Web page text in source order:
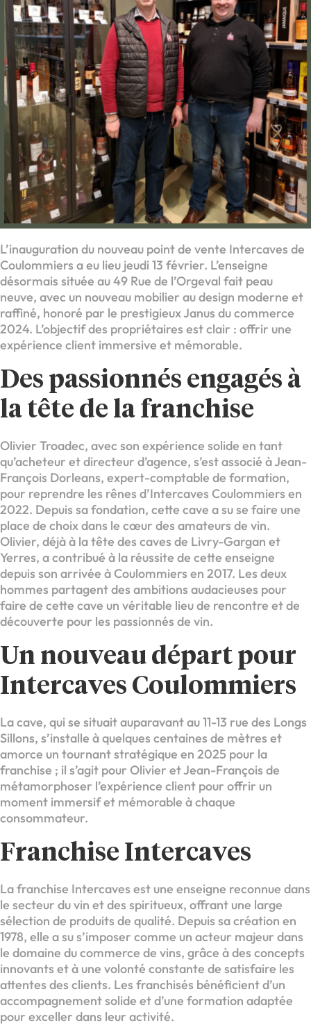
L’inauguration du nouveau point de vente Intercaves de
Coulommiers a eu lieu jeudi 13 février. L’enseigne
désormais située au 49 Rue de l’Orgeval fait peau
neuve, avec un nouveau mobilier au design moderne et
raffiné, honoré par le prestigieux Janus du commerce
2024. L’objectif des propriétaires est clair : offrir une
expérience client immersive et mémorable.
Des passionnés engagés à
la tête de la franchise
Olivier Troadec, avec son expérience solide en tant
qu’acheteur et directeur d’agence, s’est associé à Jean-
François Dorleans, expert-comptable de formation,
pour reprendre les rênes d’Intercaves Coulommiers en
2022. Depuis sa fondation, cette cave a su se faire une
place de choix dans le cœur des amateurs de vin.
Olivier, déjà à la tête des caves de Livry-Gargan et
Yerres, a contribué à la réussite de cette enseigne
depuis son arrivée à Coulommiers en 2017. Les deux
hommes partagent des ambitions audacieuses pour
faire de cette cave un véritable lieu de rencontre et de
découverte pour les passionnés de vin.
Un nouveau départ pour
Intercaves Coulommiers
La cave, qui se situait auparavant au 11-13 rue des Longs
Sillons, s’installe à quelques centaines de mètres et
amorce un tournant stratégique en 2025 pour la
franchise ; il s’agit pour Olivier et Jean-François de
métamorphoser l’expérience client pour offrir un
moment immersif et mémorable à chaque
consommateur.
Franchise Intercaves
La franchise Intercaves est une enseigne reconnue dans
le secteur du vin et des spiritueux, offrant une large
sélection de produits de qualité. Depuis sa création en
1978, elle a su s’imposer comme un acteur majeur dans
le domaine du commerce de vins, grâce à des concepts
innovants et à une volonté constante de satisfaire les
attentes des clients. Les franchisés bénéficient d’un
accompagnement solide et d’une formation adaptée
pour exceller dans leur activité.